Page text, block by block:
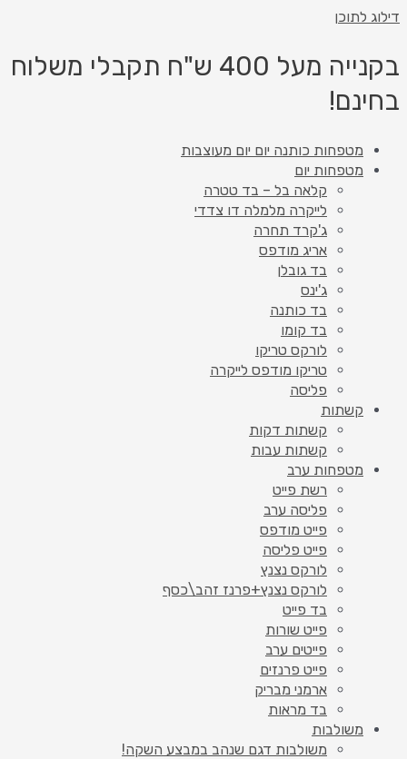
דילוג לתוכן
בקנייה מעל 400 ש"ח תקבלי משלוח
בחינם!
מטפחות כותנה יום יום מעוצבות
מטפחות יום
קלאה בל – בד טטרה
לייקרה מלמלה דו צדדי
ג'קרד תחרה
אריג מודפס
בד גובלן
ג'ינס
בד כותנה
בד קומו
לורקס טריקו
טריקו מודפס לייקרה
פליסה
קשתות
קשתות דקות
קשתות עבות
מטפחות ערב
רשת פייט
פליסה ערב
פייט מודפס
פייט פליסה
לורקס נצנץ
לורקס נצנץ+פרנז זהב\כסף
בד פייט
פייט שורות
פייטים ערב
פייט פרנזים
ארמני מבריק
בד מראות
משולבות
משולבות דגם שנהב במבצע השקה!